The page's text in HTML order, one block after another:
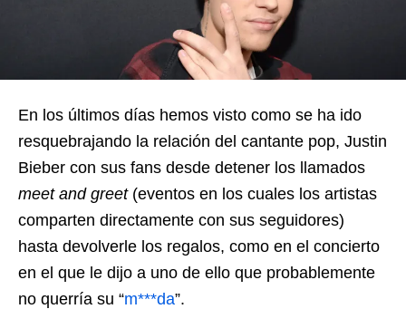
En los últimos días hemos visto como se ha ido
resquebrajando la relación del cantante pop, Justin
Bieber con sus fans desde detener los llamados
meet and greet(eventos en los cuales los artistas
comparten directamente con sus seguidores)
hasta devolverle los regalos, como en el concierto
en el que le dijo a uno de ello que probablemente
no querría su “m***da”.